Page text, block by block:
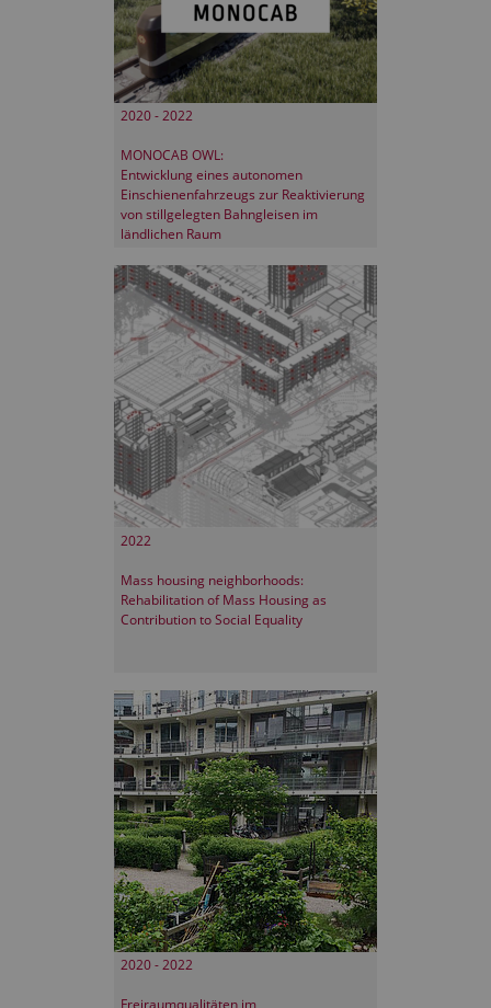
2020 - 2022
MONOCAB OWL:
Entwicklung eines autonomen
Einschienenfahrzeugs zur Reaktivierung
von stillgelegten Bahngleisen im
ländlichen Raum
2022
Mass housing neighborhoods:
Rehabilitation of Mass Housing as
Contribution to Social Equality
2020 - 2022